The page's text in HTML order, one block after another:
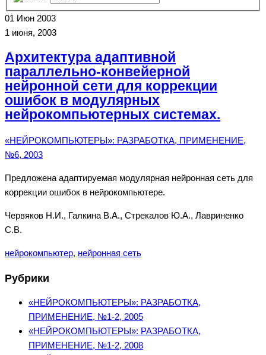
01 Июн 2003
1 июня, 2003
Архитектура адаптивной
параллельно-конвейерной
нейронной сети для коррекции
ошибок в модулярных
нейрокомпьютерных системах.
«НЕЙРОКОМПЬЮТЕРЫ»: РАЗРАБОТКА, ПРИМЕНЕНИЕ,
№6, 2003
Предложена адаптируемая модулярная нейронная сеть для
коррекции ошибок в нейрокомпьютере.
Червяков Н.И., Галкина В.А., Стрекалов Ю.А., Лавриненко
С.В.
нейрокомпьютер, нейронная сеть
Рубрики
«НЕЙРОКОМПЬЮТЕРЫ»: РАЗРАБОТКА,
ПРИМЕНЕНИЕ, №1-2, 2005
«НЕЙРОКОМПЬЮТЕРЫ»: РАЗРАБОТКА,
ПРИМЕНЕНИЕ, №1-2, 2008